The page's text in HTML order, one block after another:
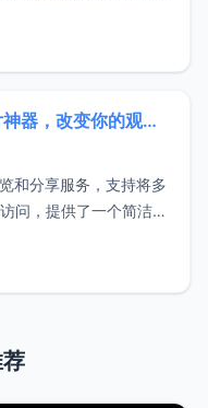
尝试。而且好消息是，
威联通还是其他NAS设
快速入门：用Alist打造终极看片神器，改变你的观影体验（不再推荐）
和分享服务，支持将多
问，提供了一个简洁且
常适合NAS用户或大
后，可以将原本不支持